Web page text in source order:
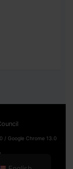
/ Google Chrome 13.0